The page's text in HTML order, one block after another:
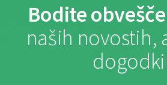
Bodite
naših novostih,